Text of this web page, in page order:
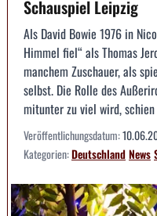
Schauspiel Leipzig
Als David Bowie 1976 in
Himmel fiel“ als Thomas
manchem Zuschauer, als
selbst. Die Rolle des
mitunter zu viel wird,
Veröffentlichungsdatum:
Kategorien:DeutschlandNews